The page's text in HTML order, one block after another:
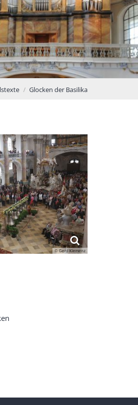
Glocken der Basilika
© Gerd Klemenz